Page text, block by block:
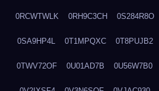
0RCWTWLK 0RH9C3CH 0S284R8O
0SA9HP4L 0T1MPQXC 0T8PUJB2
0TWV72OF 0U01AD7B 0U56W7B0